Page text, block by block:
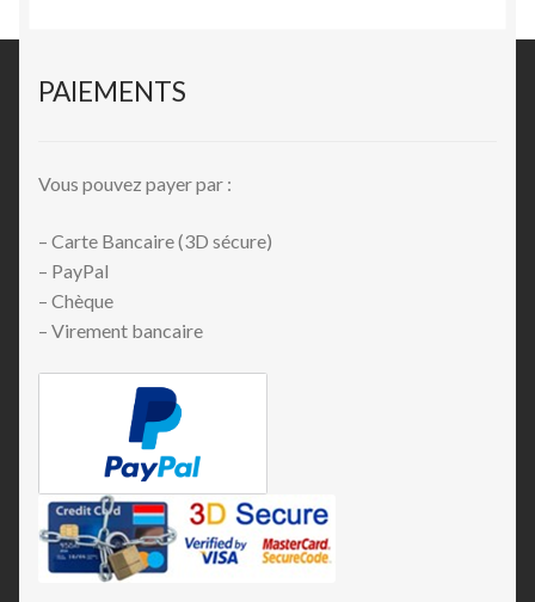
PAIEMENTS
Vous pouvez payer par :
– Carte Bancaire (3D sécure)
– PayPal
– Chèque
– Virement bancaire